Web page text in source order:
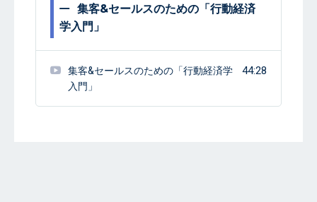
集客&セールスのための「行動経済
学入門」
集客&セールスのための「行動経済学
入門」
44:28